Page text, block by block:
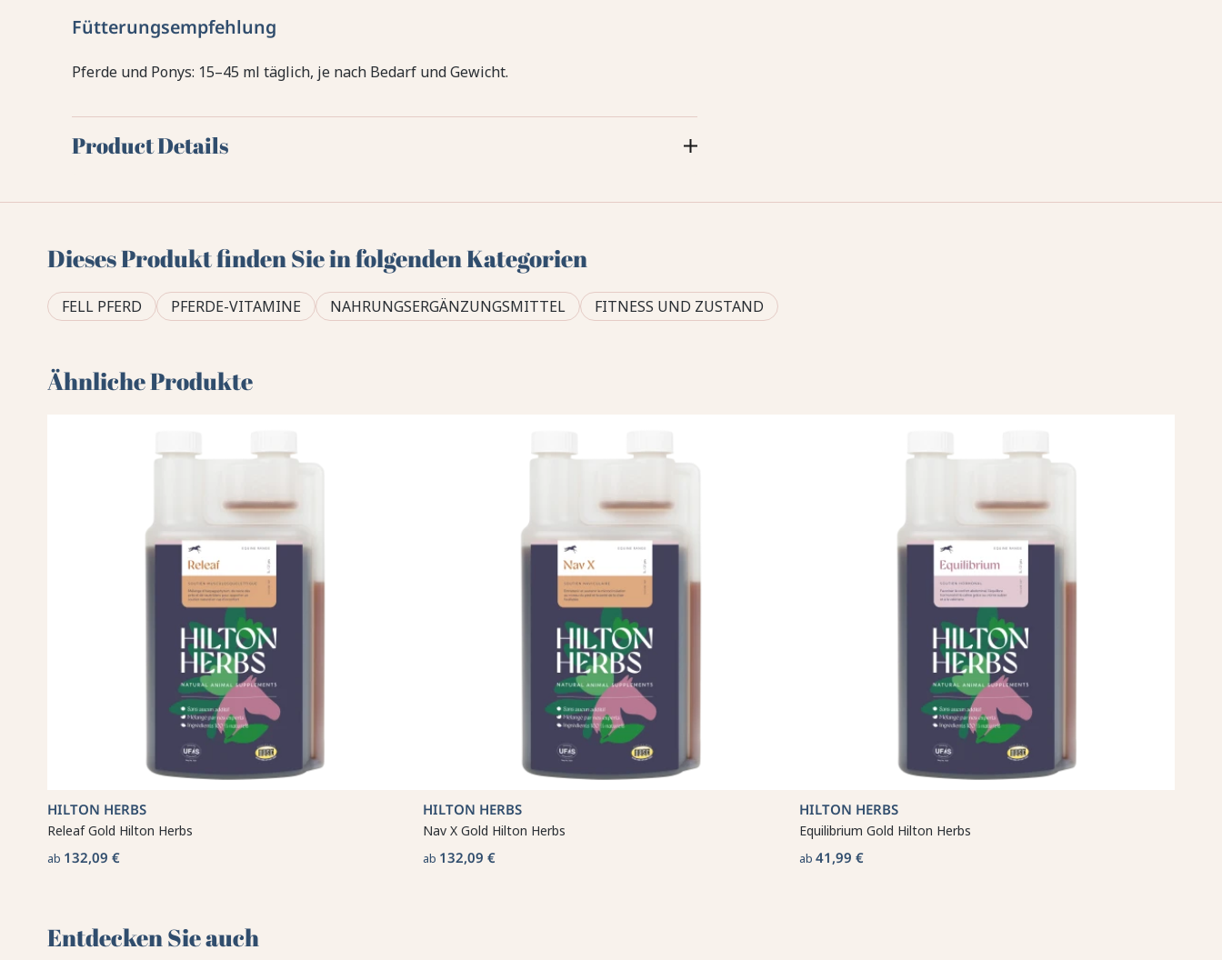
Fütterungsempfehlung
Pferde und Ponys: 15–45 ml täglich, je nach Bedarf und Gewicht.
Product Details
Dieses Produkt finden Sie in folgenden Kategorien
FELL PFERD PFERDE-VITAMINE NAHRUNGSERGÄNZUNGSMITTEL FITNESS UND ZUSTAND
Ähnliche Produkte
HILTON HERBS
Releaf Gold Hilton Herbs
ab 132,09 €
HILTON HERBS
Nav X Gold Hilton Herbs
ab 132,09 €
HILTON HERBS
Equilibrium Gold Hilton Herbs
ab 41,99 €
Entdecken Sie auch 🌻